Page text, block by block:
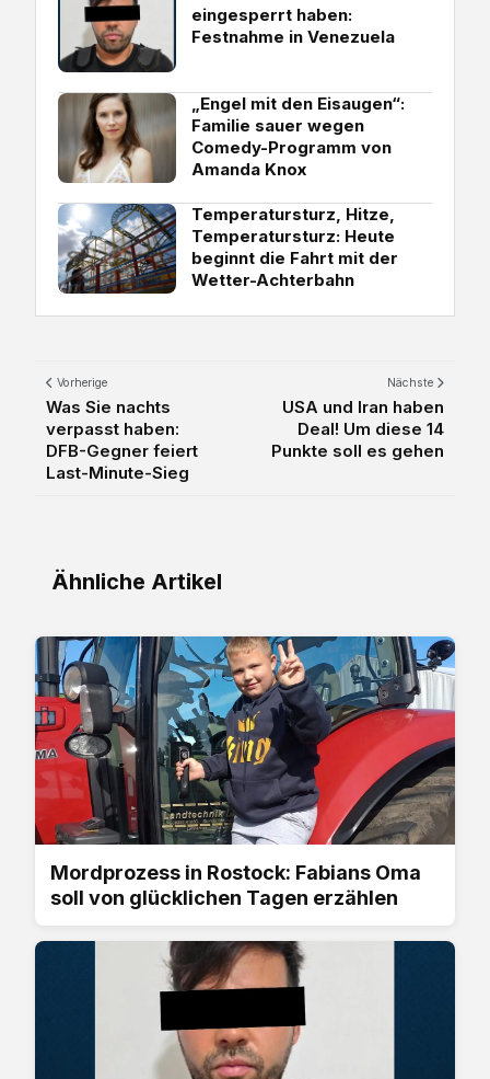
eingesperrt haben:
Festnahme in Venezuela
„Engel mit den Eisaugen“:
Familie sauer wegen
Comedy-Programm von
Amanda Knox
Temperatursturz, Hitze,
Temperatursturz: Heute
beginnt die Fahrt mit der
Wetter-Achterbahn
Vorherige
Was Sie nachts
verpasst haben:
DFB-Gegner feiert
Last-Minute-Sieg
Nächste
USA und Iran haben
Deal! Um diese 14
Punkte soll es gehen
Ähnliche Artikel
Mordprozess in Rostock: Fabians Oma
soll von glücklichen Tagen erzählen